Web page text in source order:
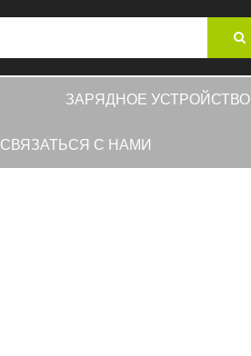
ЗАРЯДНОЕ УСТРОЙСТВО
СВЯЗАТЬСЯ С НАМИ